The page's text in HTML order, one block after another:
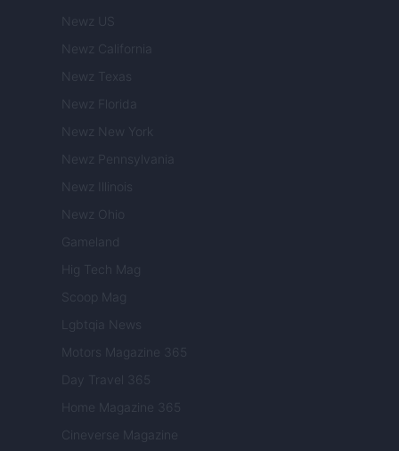
Newz US
Newz California
Newz Texas
Newz Florida
Newz New York
Newz Pennsylvania
Newz Illinois
Newz Ohio
Gameland
Hig Tech Mag
Scoop Mag
Lgbtqia News
Motors Magazine 365
Day Travel 365
Home Magazine 365
Cineverse Magazine